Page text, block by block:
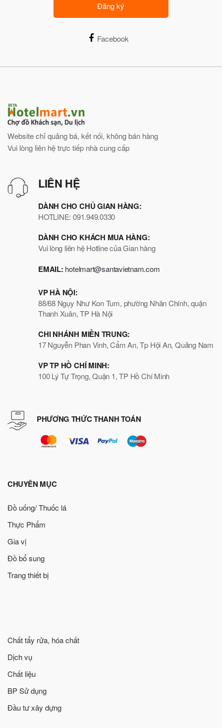
Đăng ký
Facebook
Website chỉ quảng bá, kết nối, không bán hàng
Vui lòng liên hệ trực tiếp nhà cung cấp
LIÊN HỆ
DÀNH CHO CHỦ GIAN HÀNG:
HOTLINE: 091.949.0330
DÀNH CHO KHÁCH MUA HÀNG:
Vui lòng liên hệ Hotline của Gian hàng
EMAIL: hotelmart@santavietnam.com
VP HÀ NỘI:
88/68 Ngụy Như Kon Tum, phường Nhân Chính, quận
Thanh Xuân, TP Hà Nội
CHI NHÁNH MIỀN TRUNG:
17 Nguyễn Phan Vinh, Cẩm An, Tp Hội An, Quảng Nam
VP TP HỒ CHÍ MINH:
100 Lý Tự Trọng, Quận 1, TP Hồ Chí Minh
PHƯƠNG THỨC THANH TOÁN
CHUYÊN MỤC
Đồ uống/ Thuốc lá
Thực Phẩm
Gia vị
Đồ bổ sung
Trang thiết bị
Chất tẩy rửa, hóa chất
Dịch vụ
Chất liệu
BP Sử dụng
Đầu tư xây dựng